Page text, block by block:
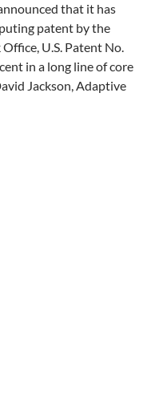
that it has
patent by the
U.S. Patent No.
in a long line of core
Jackson, Adaptive